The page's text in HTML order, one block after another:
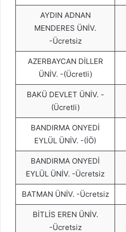
AYDIN ADNAN
MENDERES ÜNİV.
-Ücretsiz
AZERBAYCAN DİLLER
ÜNİV. -(Ücretli)
BAKÜ DEVLET ÜNİV. -
(Ücretli)
BANDIRMA ONYEDİ
EYLÜL ÜNİV. -(İÖ)
BANDIRMA ONYEDİ
EYLÜL ÜNİV. -Ücretsiz
BATMAN ÜNİV. -Ücretsiz
BİTLİS EREN ÜNİV.
-Ücretsiz